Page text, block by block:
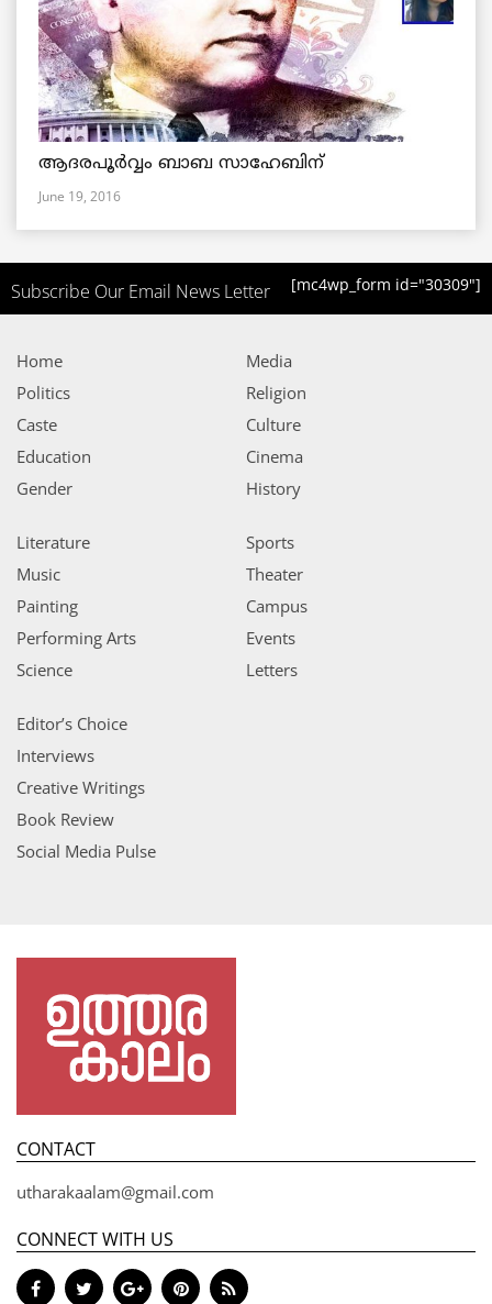
ആദരപൂര്‍വ്വം ബാബ സാഹേബിന്
June 19, 2016
Subscribe Our Email News Letter [mc4wp_form id="30309"]
Home
Politics
Caste
Education
Gender
Media
Religion
Culture
Cinema
History
Literature
Music
Painting
Performing Arts
Science
Sports
Theater
Campus
Events
Letters
Editor’s Choice
Interviews
Creative Writings
Book Review
Social Media Pulse
CONTACT
utharakaalam@gmail.com
CONNECT WITH US